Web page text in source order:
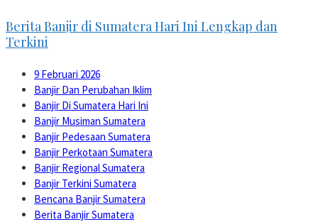
Berita Banjir di Sumatera Hari Ini Lengkap dan
Terkini
9 Februari 2026
Banjir Dan Perubahan Iklim
Banjir Di Sumatera Hari Ini
Banjir Musiman Sumatera
Banjir Pedesaan Sumatera
Banjir Perkotaan Sumatera
Banjir Regional Sumatera
Banjir Terkini Sumatera
Bencana Banjir Sumatera
Berita Banjir Sumatera